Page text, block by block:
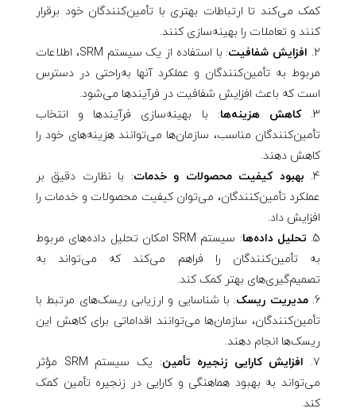
کمک می‌کند تا ارتباطات بهتری با تأمین‌کنندگان خود برقرار
کنند و تعاملات را بهینه‌سازی کنند.
افزایش شفافیت
: با استفاده از یک سیستم SRM، اطلاعات
مربوط به تأمین‌کنندگان و عملکرد آنها به‌راحتی در دسترس
است که باعث افزایش شفافیت در فرآیندها می‌شود.
کاهش هزینه‌ها: با بهینه‌سازی فرآیندها و انتخاب
تأمین‌کنندگان مناسب، سازمان‌ها می‌توانند هزینه‌های خود را
کاهش دهند.
بهبود کیفیت محصولات و خدمات: با نظارت دقیق بر
عملکرد تأمین‌کنندگان، می‌توان کیفیت محصولات و خدمات را
افزایش داد.
تحلیل داده‌ها
: سیستم SRM امکان تحلیل داده‌های مربوط
به تأمین‌کنندگان را فراهم می‌کند که می‌تواند به
تصمیم‌گیری‌های بهتر کمک کند.
مدیریت ریسک: با شناسایی و ارزیابی ریسک‌های مرتبط با
تأمین‌کنندگان، سازمان‌ها می‌توانند اقداماتی برای کاهش این
ریسک‌ها انجام دهند.
افزایش کارایی زنجیره تأمین
: یک سیستم SRM مؤثر
می‌تواند به بهبود هماهنگی و کارایی در زنجیره تأمین کمک
کند.